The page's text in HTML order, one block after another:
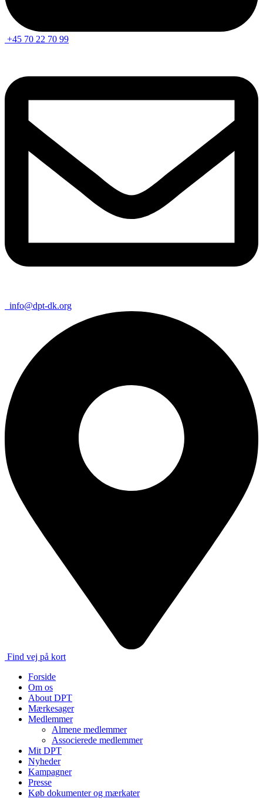
+45 70 22 70 99
info@dpt-dk.org
Find vej på kort
Forside
Om os
About DPT
Mærkesager
Medlemmer
Almene medlemmer
Associerede medlemmer
Mit DPT
Nyheder
Kampagner
Presse
Køb dokumenter og mærkater